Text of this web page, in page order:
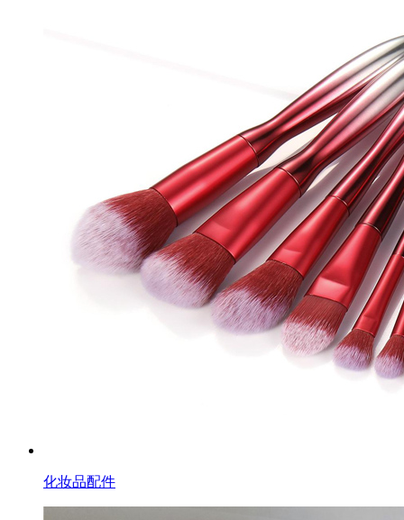
化妆品配件